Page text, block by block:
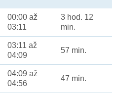
00:00 až
03:11
3 hod. 12
min.
03:11 až
04:09
57 min.
04:09 až
04:56
47 min.